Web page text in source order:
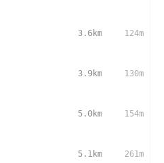
3.6km 124m
3.9km 130m
5.0km 154m
5.1km 261m